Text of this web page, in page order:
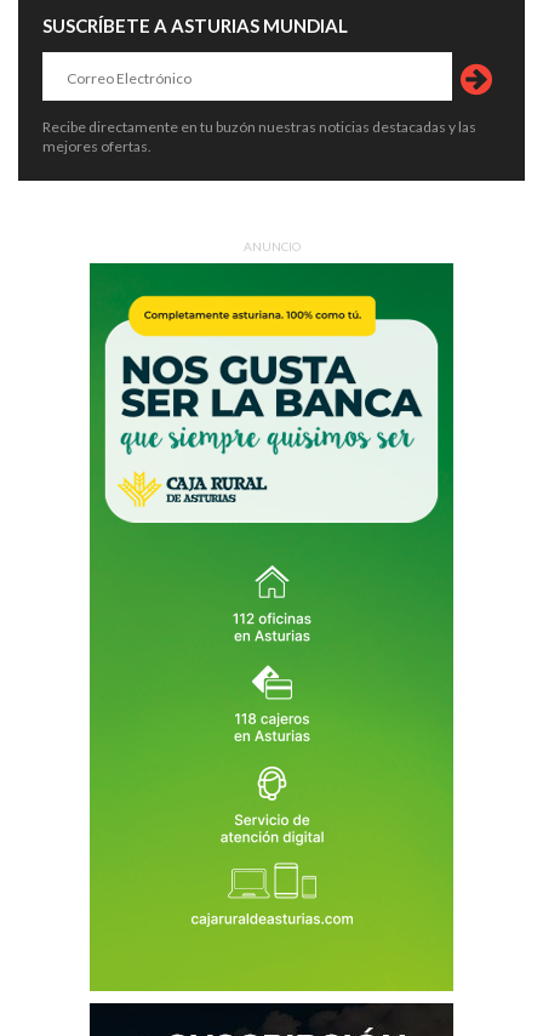
SUSCRÍBETE A ASTURIAS MUNDIAL
Recibe directamente en tu buzón nuestras noticias destacadas y las
mejores ofertas.
ANUNCIO